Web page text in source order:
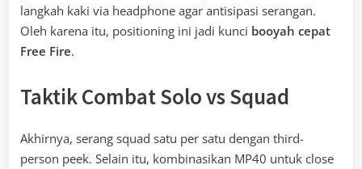
langkah kaki via headphone agar antisipasi serangan.
Oleh karena itu, positioning ini jadi kunci booyah cepat
Free Fire.
Taktik Combat Solo vs Squad
Akhirnya, serang squad satu per satu dengan third-
person peek. Selain itu, kombinasikan MP40 untuk close